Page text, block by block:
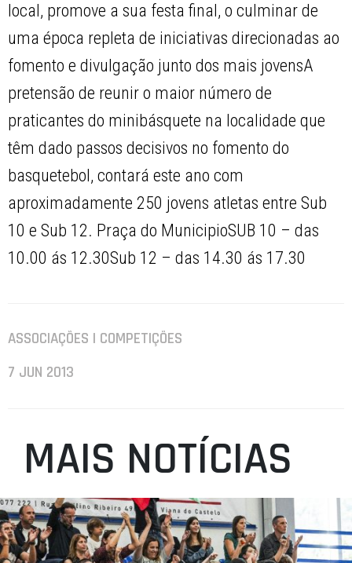
local, promove a sua festa final, o culminar de
uma época repleta de iniciativas direcionadas ao
fomento e divulgação junto dos mais jovensA
pretensão de reunir o maior número de
praticantes do minibásquete na localidade que
têm dado passos decisivos no fomento do
basquetebol, contará este ano com
aproximadamente 250 jovens atletas entre Sub
10 e Sub 12. Praça do MunicipioSUB 10 – das
10.00 ás 12.30Sub 12 – das 14.30 ás 17.30
ASSOCIAÇÕES | COMPETIÇÕES
7 JUN 2013
MAIS NOTÍCIAS